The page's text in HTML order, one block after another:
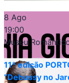
8 Ago
19:00
Museu
11ª edição
“Debussy no